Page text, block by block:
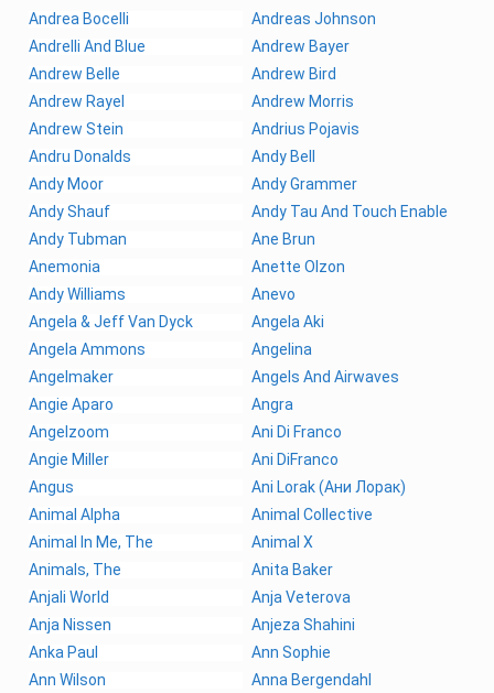
Andrea Bocelli
Andreas Johnson
Andrelli And Blue
Andrew Bayer
Andrew Belle
Andrew Bird
Andrew Rayel
Andrew Morris
Andrew Stein
Andrius Pojavis
Andru Donalds
Andy Bell
Andy Moor
Andy Grammer
Andy Shauf
Andy Tau And Touch Enable
Andy Tubman
Ane Brun
Anemonia
Anette Olzon
Andy Williams
Anevo
Angela & Jeff Van Dyck
Angela Aki
Angela Ammons
Angelina
Angelmaker
Angels And Airwaves
Angie Aparo
Angra
Angelzoom
Ani Di Franco
Angie Miller
Ani DiFranco
Angus
Ani Lorak (Ани Лорак)
Animal Alpha
Animal Collective
Animal In Me, The
Animal X
Animals, The
Anita Baker
Anjali World
Anja Veterova
Anja Nissen
Anjeza Shahini
Anka Paul
Ann Sophie
Ann Wilson
Anna Bergendahl